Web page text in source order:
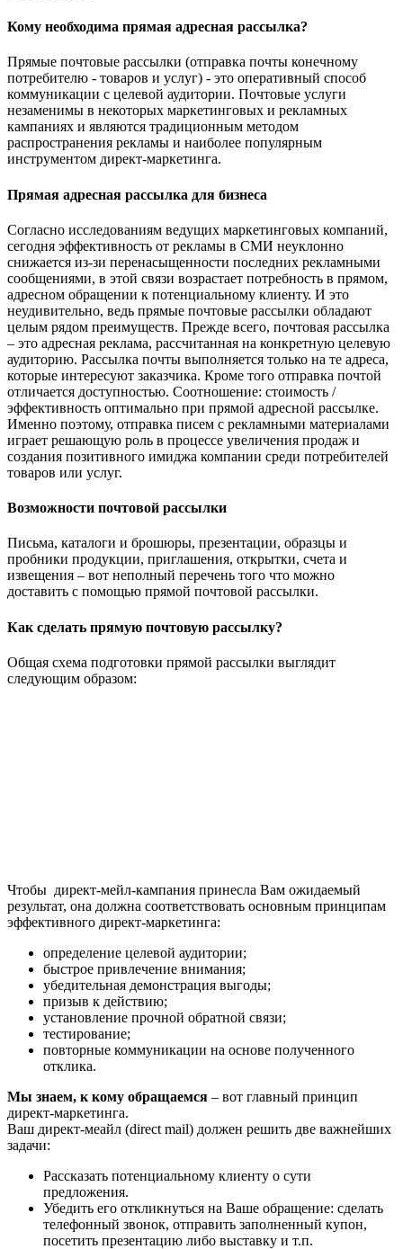
Кому необходима прямая адресная рассылка?
Прямые почтовые рассылки (отправка почты конечному
потребителю - товаров и услуг) - это оперативный способ
коммуникации с целевой аудитории. Почтовые услуги
незаменимы в некоторых маркетинговых и рекламных
кампаниях и являются традиционным методом
распространения рекламы и наиболее популярным
инструментом директ-маркетинга.
Прямая адресная рассылка для бизнеса
Согласно исследованиям ведущих маркетинговых компаний,
сегодня эффективность от рекламы в СМИ неуклонно
снижается из-зи перенасыщенности последних рекламными
сообщениями, в этой связи возрастает потребность в прямом,
адресном обращении к потенциальному клиенту. И это
неудивительно, ведь прямые почтовые рассылки обладают
целым рядом преимуществ. Прежде всего, почтовая рассылка
– это адресная реклама, рассчитанная на конкретную целевую
аудиторию. Рассылка почты выполняется только на те адреса,
которые интересуют заказчика. Кроме того отправка почтой
отличается доступностью. Соотношение: стоимость /
эффективность оптимально при прямой адресной рассылке.
Именно поэтому, отправка писем с рекламными материалами
играет решающую роль в процессе увеличения продаж и
создания позитивного имиджа компании среди потребителей
товаров или услуг.
Возможности почтовой рассылки
Письма, каталоги и брошюры, презентации, образцы и
пробники продукции, приглашения, открытки, счета и
извещения – вот неполный перечень того что можно
доставить с помощью прямой почтовой рассылки.
Как сделать прямую почтовую рассылку?
Общая схема подготовки прямой рассылки выглядит
следующим образом:
Чтобы директ-мейл-кампания принесла Вам ожидаемый
результат, она должна соответствовать основным принципам
эффективного директ-маркетинга:
определение целевой аудитории;
быстрое привлечение внимания;
убедительная демонстрация выгоды;
призыв к действию;
установление прочной обратной связи;
тестирование;
повторные коммуникации на основе полученного
отклика.
Мы знаем, к кому обращаемся – вот главный принцип
директ-маркетинга.
Ваш директ-меайл (direct mail) должен решить две важнейших
задачи:
Рассказать потенциальному клиенту о сути
предложения.
Убедить его откликнуться на Ваше обращение: сделать
телефонный звонок, отправить заполненный купон,
посетить презентацию либо выставку и т.п.